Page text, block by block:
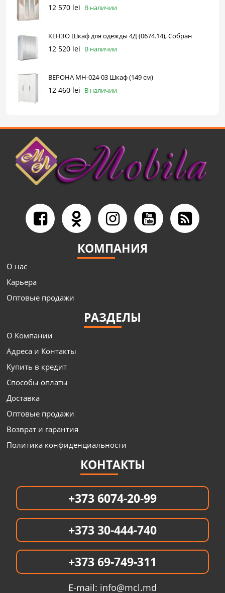
12 570 lei В наличии
КЕНЗО Шкаф для одежды 4Д (0674.14), Собран
12 520 lei В наличии
ВЕРОНА МН-024-03 Шкаф (149 см)
12 460 lei В наличии
КОМПАНИЯ
О нас
Карьера
Оптовые продажи
РАЗДЕЛЫ
О Компании
Адреса и Контакты
Купить в кредит
Способы оплаты
Доставка
Оптовые продажи
Возврат и гарантия
Политика конфиденциальности
КОНТАКТЫ
+373 6074-20-99
+373 30-444-740
+373 69-749-311
E-mail: info@mcl.md